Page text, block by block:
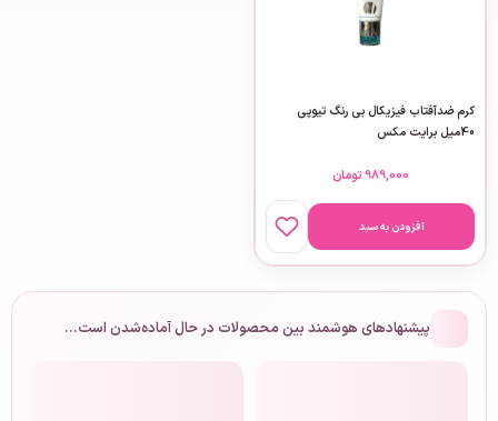
کرم ضدآفتاب فیزیکال بی رنگ تیوپی
40میل برایت مکس
989,000 تومان
افزودن به سبد
پیشنهادهای هوشمند بین محصولات در حال آماده‌شدن است…